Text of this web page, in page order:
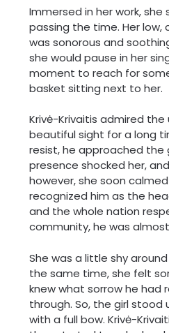
Immersed in her work,
passing the time. Her
was sonorous and
she would pause in her
moment to reach for
basket sitting next to her.
Krivė-Krivaitis admired
beautiful sight for a long
resist, he approached the
presence shocked her,
however, she soon
recognized him as the
and the whole nation
community, he was
She was a little shy
the same time, she felt
knew what sorrow he had
through. So, the girl stood
with a full bow. Krivė-